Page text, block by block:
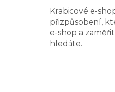
Krabicové e-
přizpůsobení,
e-shop a
hledáte.